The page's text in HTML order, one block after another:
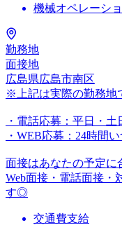
機械オペレーシ
勤務地
面接地
広島県広島市南区
※上記は実際の勤務地
・電話応募：平日・土
・WEB応募：24時間
面接はあなたの予定に
Web面接・電話面接・
す◎
交通費支給